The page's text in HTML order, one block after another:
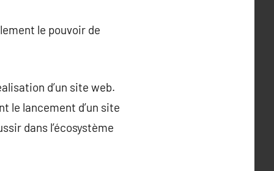
le pouvoir de
d’un site web.
le lancement d’un site
dans l’écosystème